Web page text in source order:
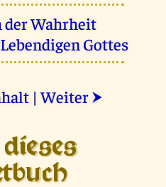
der Wahrheit
Gottes
|Weiter ⮞